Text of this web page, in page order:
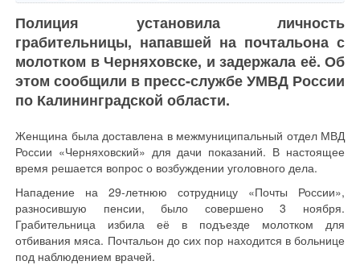
Полиция установила личность
грабительницы, напавшей на почтальона с
молотком в Черняховске, и задержала её. Об
этом сообщили в пресс-службе УМВД России
по Калининградской области.
Женщина была доставлена в межмуниципальный отдел МВД
России «Черняховский» для дачи показаний. В настоящее
время решается вопрос о возбуждении уголовного дела.
Нападение на 29-летнюю сотрудницу «Почты России»,
разносившую пенсии, было совершено 3 ноября.
Грабительница избила её в подъезде молотком для
отбивания мяса. Почтальон до сих пор находится в больнице
под наблюдением врачей.